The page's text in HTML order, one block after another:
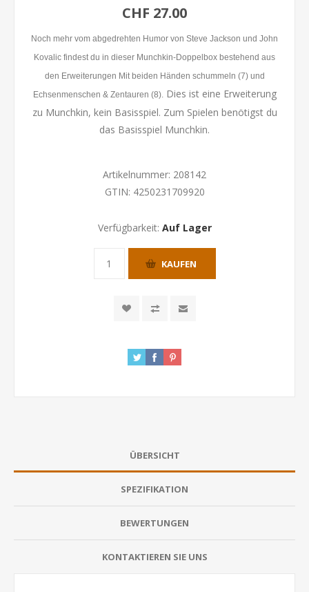
CHF 27.00
Noch mehr vom abgedrehten Humor von Steve Jackson und John
Kovalic findest du in dieser Munchkin-Doppelbox bestehend aus
den Erweiterungen Mit beiden Händen schummeln (7) und
Echsenmenschen & Zentauren (8).Dies ist eine Erweiterung
zu Munchkin, kein Basisspiel. Zum Spielen benötigst du
das Basisspiel Munchkin.
Artikelnummer: 208142
GTIN: 4250231709920
Verfügbarkeit: Auf Lager
KAUFEN
ÜBERSICHT
SPEZIFIKATION
BEWERTUNGEN
KONTAKTIEREN SIE UNS